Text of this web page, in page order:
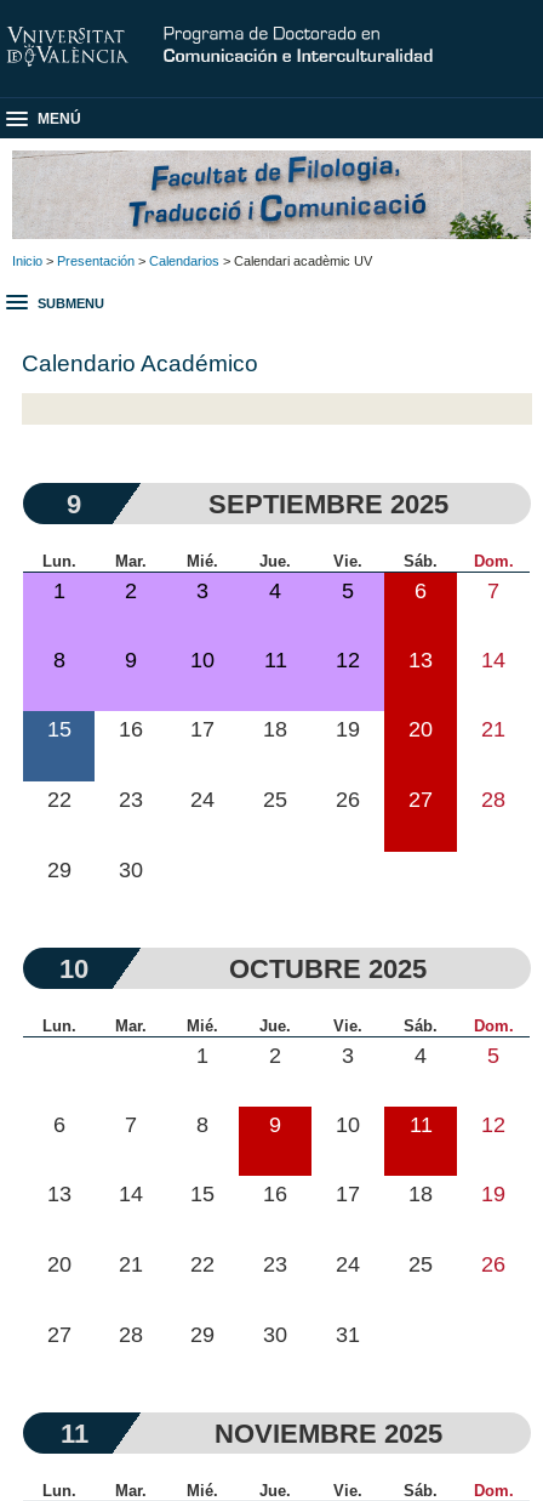
MENÚ
Inicio > Presentación > Calendarios > Calendari acadèmic UV
SUBMENU
Calendario Académico
9 SEPTIEMBRE 2025
Lun. Mar. Mié. Jue. Vie. Sáb. Dom.
1 2 3 4 5 6 7
8 9 10 11 12 13 14
15 16 17 18 19 20 21
22 23 24 25 26 27 28
29 30
10 OCTUBRE 2025
Lun. Mar. Mié. Jue. Vie. Sáb. Dom.
1 2 3 4 5
6 7 8 9 10 11 12
13 14 15 16 17 18 19
20 21 22 23 24 25 26
27 28 29 30 31
11 NOVIEMBRE 2025
Lun. Mar. Mié. Jue. Vie. Sáb. Dom.